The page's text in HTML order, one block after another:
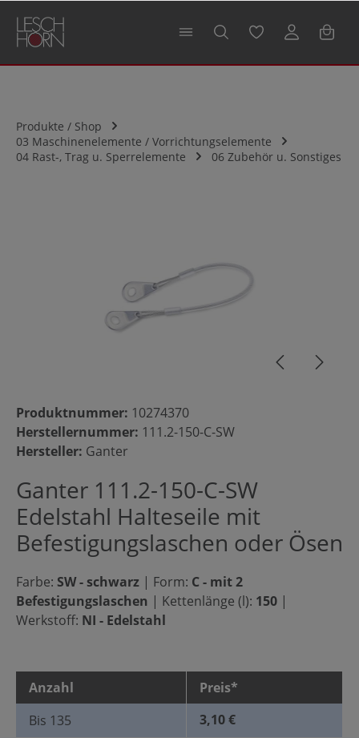
springen
Produkte / Shop
03 Maschinenelemente / Vorrichtungselemente
04 Rast-, Trag u. Sperrelemente
06 Zubehör u. Sonstiges
Produktnummer: 10274370
Herstellernummer: 111.2-150-C-SW
Hersteller: Ganter
Ganter 111.2-150-C-SW
Edelstahl Halteseile mit
Befestigungslaschen oder Ösen
Farbe: SW - schwarz | Form: C - mit 2
Befestigungslaschen | Kettenlänge (l): 150 |
Werkstoff: NI - Edelstahl
Anzahl
Preis*
Bis 135
3,10 €